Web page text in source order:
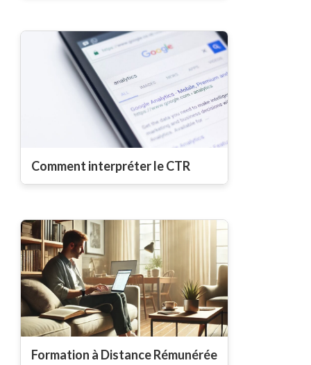
Comment interpréter le CTR
Formation à Distance Rémunérée